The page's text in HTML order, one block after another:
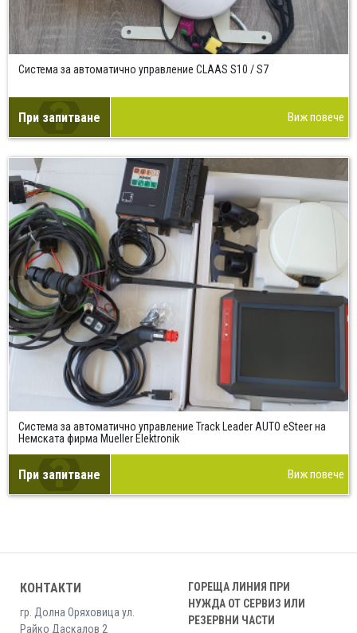
Система за автоматично управление CLAAS S10 / S7
При запитване Виж повече
Система за автоматично управление Track Leader AUTO eSteer на
Немската фирма Mueller Elektronik
При запитване Виж повече
КОНТАКТИ
гр. Долна Оряховица ул.
Райко Даскалов 2
ГОРЕЩА ЛИНИЯ ПРИ
НУЖДА ОТ СЕРВИЗ ИЛИ
РЕЗЕРВНИ ЧАСТИ